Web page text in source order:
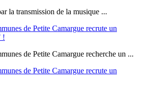
la transmission de la musique ...
de Petite Camargue recrute un
!
de Petite Camargue recherche un ...
de Petite Camargue recrute un